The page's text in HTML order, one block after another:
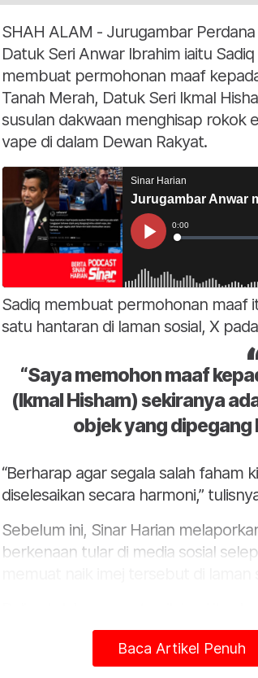
SHAH ALAM - Jurugambar
Datuk Seri Anwar Ibrahim iaitu
membuat permohonan maaf
Tanah Merah, Datuk Seri Ikmal
susulan dakwaan menghisap rokok
vape di dalam Dewan Rakyat.
Sadiq membuat permohonan maaf
satu hantaran di laman sosial, X
“Saya memohon maaf
(Ikmal Hisham) sekiranya
objek yang dipegang
“Berharap agar segala salah faham
diselesaikan secara harmoni,”
Sebelum ini, Sinar Harian
berkenaan tular di media sosial
keterangan kapsyen berkenaan imej
Baca Artikel Penuh